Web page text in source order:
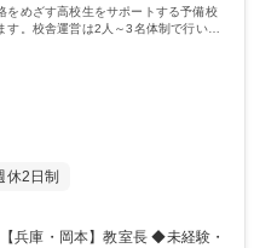
をめざす高校生をサポートする予備校
す。校舎運営は2人～3名体制で行いま
休2日制